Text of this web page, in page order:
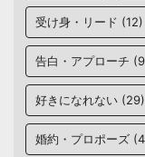
受け身・リード (12)
告白・アプローチ
好きになれない (29)
婚約・プロポーズ